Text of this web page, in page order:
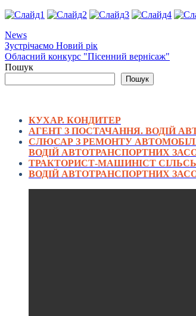
News
Навігація
записів
Зустрічаємо Новий рік
Обласний конкурс "Пісенний вернісаж"
Пошук
Пошук
КУХАР. КОНДИТЕР
АГЕНТ З ПОСТАЧАННЯ. ВОДІЙ
СЛЮСАР З РЕМОНТУ
ВОДІЙ АВТОТРАНСПОРТНИХ
ТРАКТОРИСТ-МАШИНІСТ
ВОДІЙ АВТОТРАНСПОРТНИХ